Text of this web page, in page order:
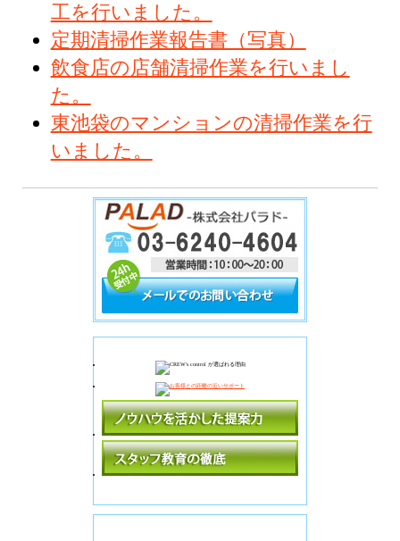
工を行いました。
定期清掃作業報告書（写真）
飲食店の店舗清掃作業を行いまし
た。
東池袋のマンションの清掃作業を行
いました。